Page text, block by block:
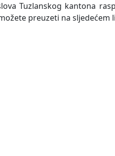
Tuzlanskog kantona
preuzeti na sljedećem